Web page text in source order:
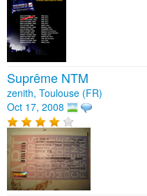
Suprême NTM
zenith, Toulouse (FR)
Oct 17, 2008